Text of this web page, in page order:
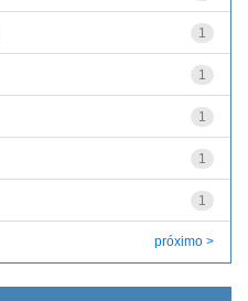
1
1
1
1
1
próximo >